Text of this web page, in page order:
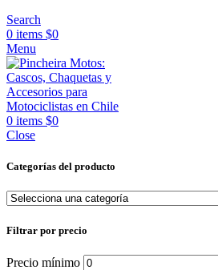
Search
0 items $0
Menu
0 items $0
Close
Categorías del producto
Filtrar por precio
Precio mínimo